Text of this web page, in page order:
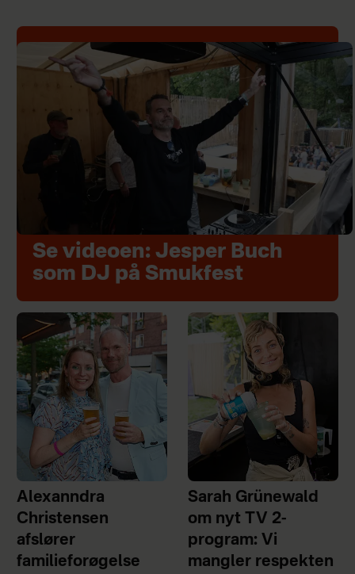
Se videoen: Jesper Buch
som DJ på Smukfest
Alexanndra
Christensen
afslører
familieforøgelse
Sarah Grünewald
om nyt TV 2-
program: Vi
mangler respekten